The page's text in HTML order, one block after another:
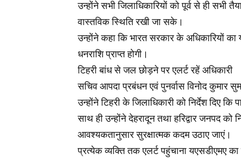
उन्होंने सभी जिलाधिकारियों को पूर्व से ही सभी
वास्तविक स्थिति रखी जा सके।
उन्होंने कहा कि भारत सरकार के अधिकारियों का
धनराशि प्राप्त होगी।
टिहरी बांध से जल छोड़ने पर एलर्ट रहें अधिकारी
सचिव आपदा प्रबंधन एवं पुनर्वास विनोद कुमार
उन्होंने टिहरी के जिलाधिकारी को निर्देश दिए
साथ ही उन्होंने देहरादून तथा हरिद्वार जनपद को
आवश्यकतानुसार सुरक्षात्मक कदम उठाए जाएं।
प्रत्येक व्यक्ति तक एलर्ट पहुंचाना यएसडीएमए का